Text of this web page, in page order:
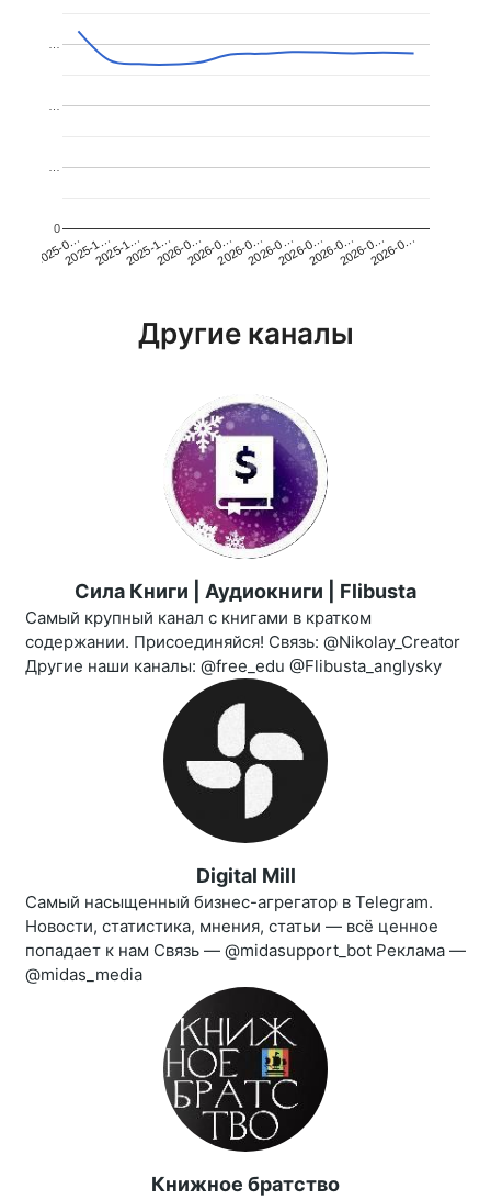
2025-0…2025-1…2025-1…2025-1…2026-0…2026-0…2026-0…2026-0…2026-0…2026-0…2026-0…2026-0…
0
…
…
…
Другие каналы
Сила Книги | Аудиокниги | Flibusta
Самый крупный канал с книгами в кратком
содержании. Присоединяйся! Связь: @Nikolay_Creator
Другие наши каналы: @free_edu @Flibusta_anglysky
Digital Mill
Самый насыщенный бизнес-агрегатор в Telegram.
Новости, статистика, мнения, статьи — всё ценное
попадает к нам Связь — @midasupport_bot Реклама —
@midas_media
Книжное братство